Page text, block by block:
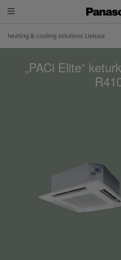
heating & cooling solutions Lietuva
„PACi Elite“